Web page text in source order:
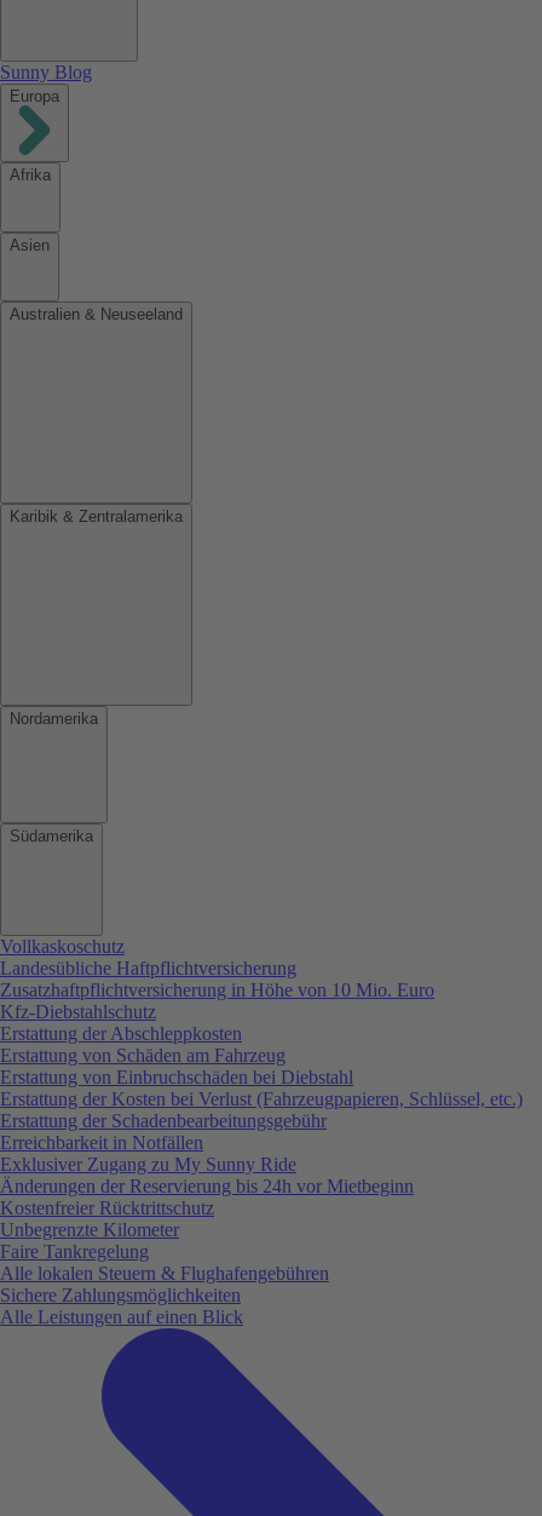
Sunny Blog
Europa
Afrika
Asien
Australien & Neuseeland
Karibik & Zentralamerika
Nordamerika
Südamerika
Vollkaskoschutz
Landesübliche Haftpflichtversicherung
Zusatzhaftpflichtversicherung in Höhe von 10 Mio. Euro
Kfz-Diebstahlschutz
Erstattung der Abschleppkosten
Erstattung von Schäden am Fahrzeug
Erstattung von Einbruchschäden bei Diebstahl
Erstattung der Kosten bei Verlust (Fahrzeugpapieren, Schlüssel, etc.)
Erstattung der Schadenbearbeitungsgebühr
Erreichbarkeit in Notfällen
Exklusiver Zugang zu My Sunny Ride
Änderungen der Reservierung bis 24h vor Mietbeginn
Kostenfreier Rücktrittschutz
Unbegrenzte Kilometer
Faire Tankregelung
Alle lokalen Steuern & Flughafengebühren
Sichere Zahlungsmöglichkeiten
Alle Leistungen auf einen Blick